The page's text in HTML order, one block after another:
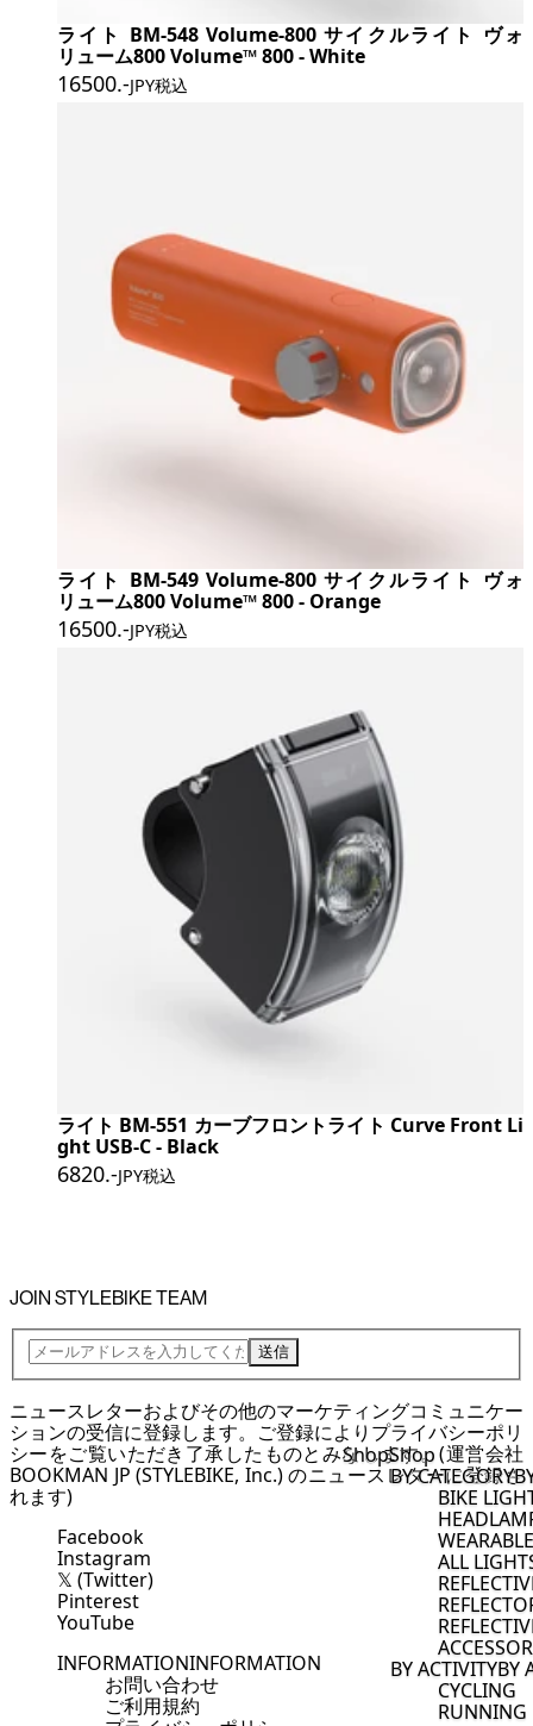
ShopShop
BY CATEGORY
BIKE
ALL
BY ACTIVITYBY
CYCLING
RUNNING
ライト BM-548 Volume-800 サイクルライト ヴォ
リューム800 Volume™ 800 - White
16500.-JPY税込
ライト BM-549 Volume-800 サイクルライト ヴォ
リューム800 Volume™ 800 - Orange
16500.-JPY税込
ライト BM-551 カーブフロントライト Curve Front Li
ght USB-C - Black
6820.-JPY税込
JOIN STYLEBIKE TEAM
送信
ニュースレターおよびその他のマーケティングコミュニケー
ションの受信に登録します。ご登録により プライバシーポリ
シーをご覧いただき了承したものとみなします。(運営会社
BOOKMAN JP (STYLEBIKE, Inc.) のニュースレターに登録さ
れます)
Facebook
Instagram
𝕏 (Twitter)
Pinterest
YouTube
INFORMATIONINFORMATION
お問い合わせ
ご利用規約